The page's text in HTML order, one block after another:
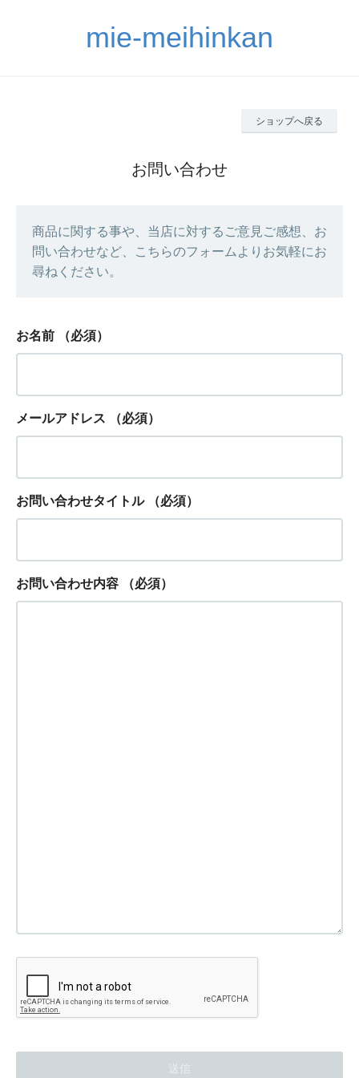
mie-meihinkan
ショップへ戻る
お問い合わせ
商品に関する事や、当店に対するご意見ご感想、お
問い合わせなど、こちらのフォームよりお気軽にお
尋ねください。
お名前 （必須）
メールアドレス （必須）
お問い合わせタイトル （必須）
お問い合わせ内容 （必須）